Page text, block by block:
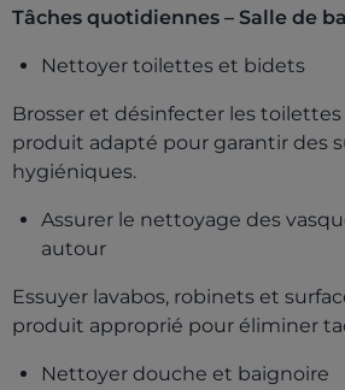
Tâches quotidiennes – Salle de
Nettoyer toilettes et bidets
Brosser et désinfecter les
produit adapté pour garantir des
hygiéniques.
Assurer le nettoyage des
autour
Essuyer lavabos, robinets et
produit approprié pour éliminer
Nettoyer douche et baignoire